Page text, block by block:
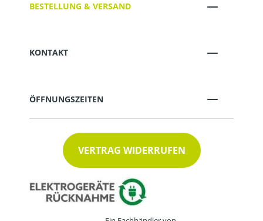
BESTELLUNG & VERSAND
KONTAKT
ÖFFNUNGSZEITEN
VERTRAG WIDERRUFEN